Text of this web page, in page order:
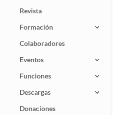
Revista
Formación
Colaboradores
Eventos
Funciones
Descargas
Donaciones